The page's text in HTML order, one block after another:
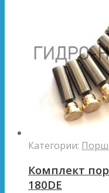
Категории:
Комплект
180DE